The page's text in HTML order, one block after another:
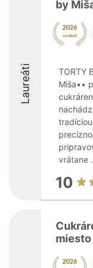
Laureáti
by
TORTY
Miša••
vrátane
10